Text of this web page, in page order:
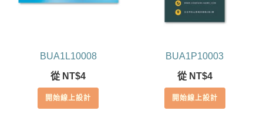
BUA1L10008
從 NT$4
開始線上設計
BUA1P10003
從 NT$4
開始線上設計